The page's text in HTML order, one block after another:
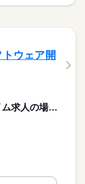
主婦・主夫
ます。 ［休憩］
す。 ［休憩］
ウェア開
223,000円〜400,000円 ※フルタイム求人の場合は月額（換算額）、パート求人の場合は時間額を表示しています。